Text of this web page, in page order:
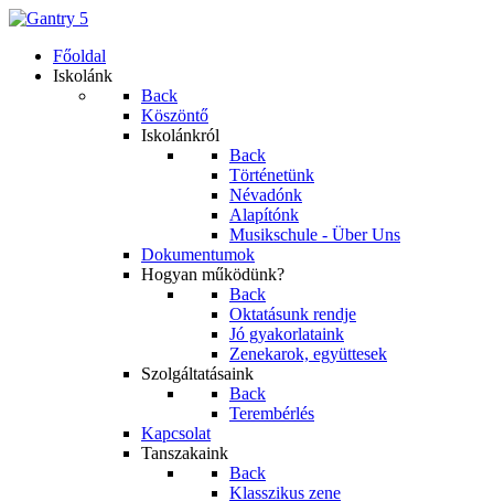
Főoldal
Iskolánk
Back
Köszöntő
Iskolánkról
Back
Történetünk
Névadónk
Alapítónk
Musikschule - Über Uns
Dokumentumok
Hogyan működünk?
Back
Oktatásunk rendje
Jó gyakorlataink
Zenekarok, együttesek
Szolgáltatásaink
Back
Terembérlés
Kapcsolat
Tanszakaink
Back
Klasszikus zene